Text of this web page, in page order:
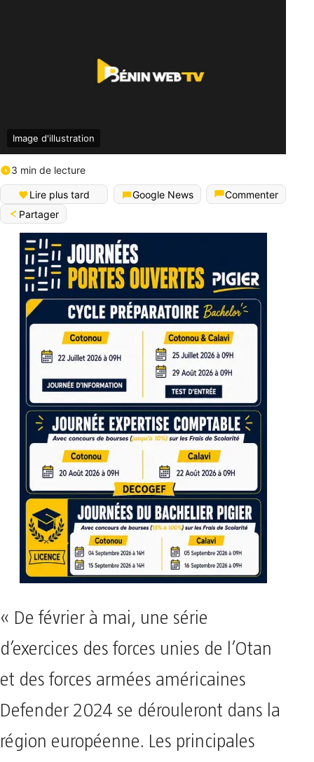
Image d'illustration
3 min de lecture
Lire plus tard Google News
Commenter
Partager
« De février à mai, une série
d’exercices des forces unies de l’Otan
et des forces armées américaines
Defender 2024 se dérouleront dans la
région européenne. Les principales